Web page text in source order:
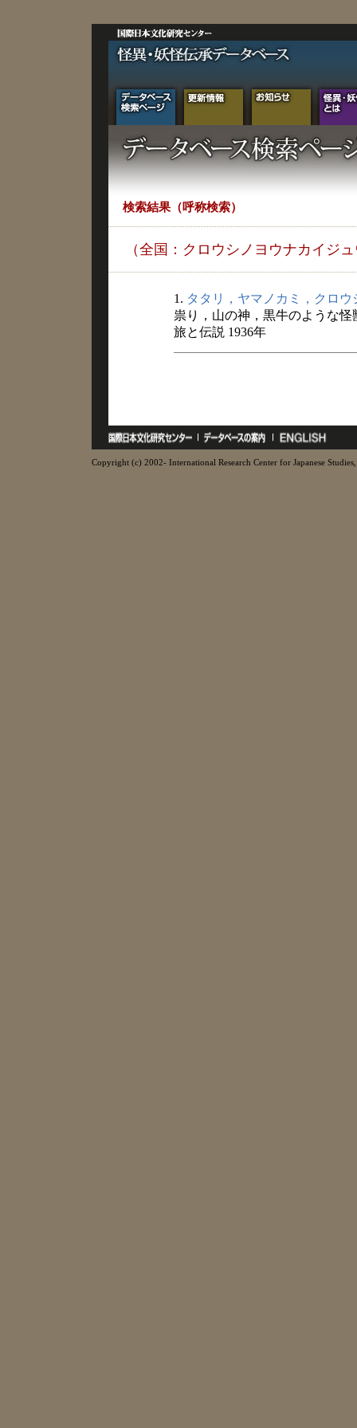
検索結果（呼称検索）
（全国：クロウシノヨウナカイジ
1. タタリ，ヤマノカミ，クロ
祟り，山の神，黒牛のような怪
旅と伝説 1936年
Copyright (c) 2002- International Research Center for Japanese